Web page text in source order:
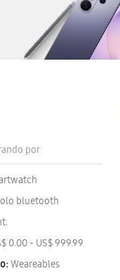
por
bluetooth
0.00 - US$ 999.99
Weareables